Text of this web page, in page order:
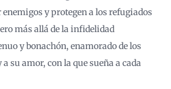
y protegen a los refugiados
más allá de la infidelidad
y bonachón, enamorado de los
su amor, con la que sueña a cada